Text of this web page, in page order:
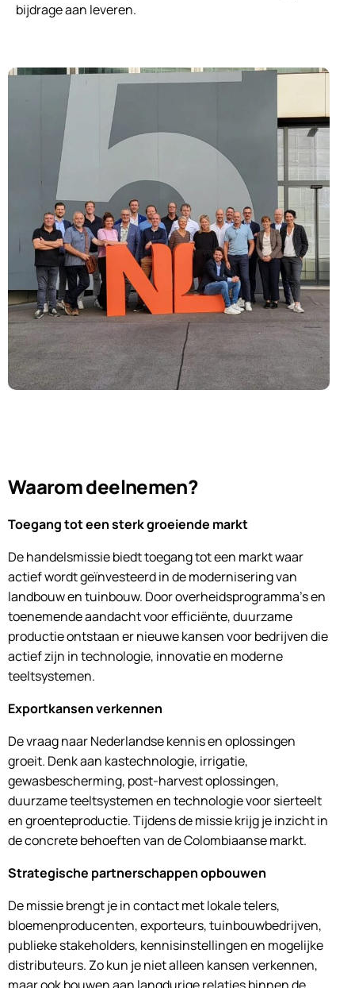
bijdrage aan leveren.
Waarom deelnemen?
Toegang tot een sterk groeiende markt
De handelsmissie biedt toegang tot een markt waar
actief wordt geïnvesteerd in de modernisering van
landbouw en tuinbouw. Door overheidsprogramma’s en
toenemende aandacht voor efficiënte, duurzame
productie ontstaan er nieuwe kansen voor bedrijven die
actief zijn in technologie, innovatie en moderne
teeltsystemen.
Exportkansen verkennen
De vraag naar Nederlandse kennis en oplossingen
groeit. Denk aan kastechnologie, irrigatie,
gewasbescherming, post-harvest oplossingen,
duurzame teeltsystemen en technologie voor sierteelt
en groenteproductie. Tijdens de missie krijg je inzicht in
de concrete behoeften van de Colombiaanse markt.
Strategische partnerschappen opbouwen
De missie brengt je in contact met lokale telers,
bloemenproducenten, exporteurs, tuinbouwbedrijven,
publieke stakeholders, kennisinstellingen en mogelijke
distributeurs. Zo kun je niet alleen kansen verkennen,